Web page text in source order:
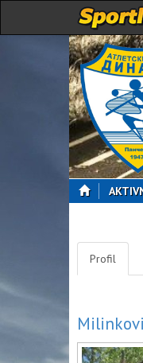
Profil